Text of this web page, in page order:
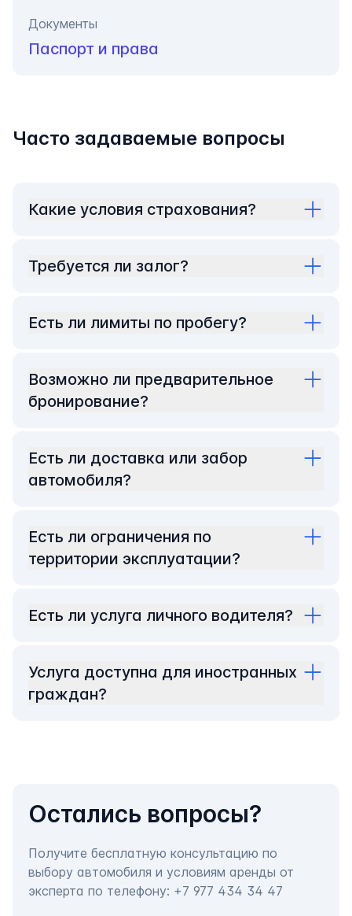
Документы
Паспорт и права
Часто задаваемые вопросы
Какие условия страхования?
Требуется ли залог?
Есть ли лимиты по пробегу?
Возможно ли предварительное
бронирование?
Есть ли доставка или забор
автомобиля?
Есть ли ограничения по
территории эксплуатации?
Есть ли услуга личного водителя?
Услуга доступна для иностранных
граждан?
Остались вопросы?
Получите бесплатную консультацию по
выбору автомобиля и условиям аренды от
эксперта по телефону: +7 977 434 34 47